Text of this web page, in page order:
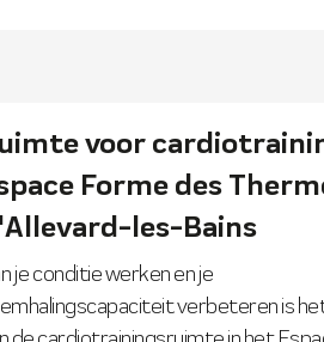
voor
Forme des
les-Bains
je conditie werken en je
verbeteren is